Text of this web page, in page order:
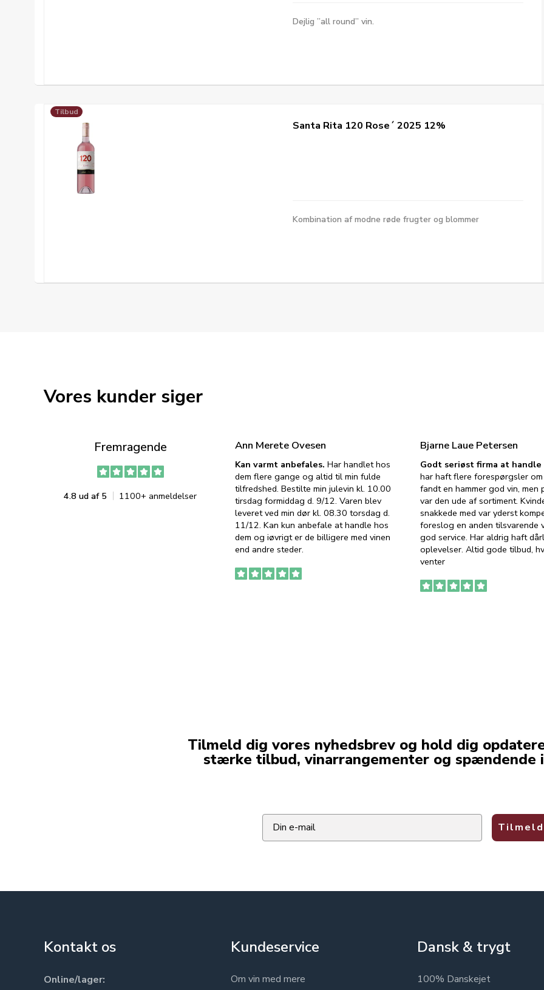
Dejlig ”all round” vin.
Tilbud
Santa Rita 120 Rose´ 2025 12%
Kombination af modne røde frugter og blommer
Vores kunder siger
Fremragende
4.8 ud af 5 1100+ anmeldelser
Ann Merete Ovesen
Kan varmt anbefales. Har handlet hos
dem flere gange og altid til min fulde
tilfredshed. Bestilte min julevin kl. 10.00
tirsdag formiddag d. 9/12. Varen blev
leveret ved min dør kl. 08.30 torsdag d.
11/12. Kan kun anbefale at handle hos
dem og iøvrigt er de billigere med vinen
end andre steder.
Bjarne Laue Petersen
Godt seriøst firma at handle
har haft flere forespørgsler om
fandt en hammer god vin, men
var den ude af sortiment.
snakkede med var yderst
foreslog en anden tilsvarende
god service. Har aldrig haft
oplevelser. Altid gode tilbud,
venter
Tilmeld dig vores nyhedsbrev og hold dig
stærke tilbud, vinarrangementer og spændende
Email
Tilmeld
Kontakt os
Online/lager:
Kundeservice
Om vin med mere
Dansk & trygt
100% Danskejet